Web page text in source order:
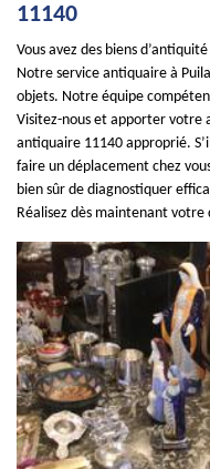
11140
Vous avez des biens
Notre service antiquaire à
objets. Notre équipe
Visitez-nous et apporter votre
antiquaire 11140 approprié.
faire un déplacement chez
bien sûr de diagnostiquer
Réalisez dès maintenant votre